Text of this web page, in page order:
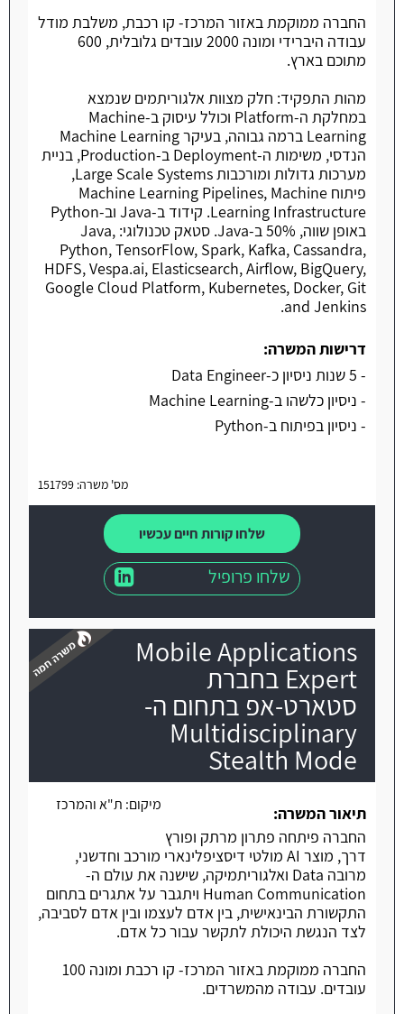
החברה ממוקמת באזור המרכז- קו רכבת, משלבת מודל
עבודה היברידי ומונה 2000 עובדים גלובלית, 600
מתוכם בארץ.
מהות התפקיד: חלק מצוות אלגוריתמים שנמצא
במחלקת ה-Platform וכולל עיסוק ב-Machine
Learning ברמה גבוהה, בעיקר Machine Learning
הנדסי, משימות ה-Deployment ב-Production, בניית
מערכות גדולות ומורכבות Large Scale Systems,
פיתוח Machine Learning Pipelines, Machine
Learning Infrastructure. קידוד ב-Java וב-Python
באופן שווה, 50% ב-Java. סטאק טכנולוגי: Java,
Python, TensorFlow, Spark, Kafka, Cassandra,
HDFS, Vespa.ai, Elasticsearch, Airflow, BigQuery,
Google Cloud Platform, Kubernetes, Docker, Git
and Jenkins.
דרישות המשרה:
- 5 שנות ניסיון כ-Data Engineer
- ניסיון כלשהו ב-Machine Learning
- ניסיון בפיתוח ב-Python
מס' משרה: 151799
שלחו קורות חיים עכשיו
שלחו פרופיל
Mobile Applications
Expert בחברת
סטארט-אפ בתחום ה-
Multidisciplinary
Stealth Mode
מיקום: ת"א והמרכז
תיאור המשרה:
החברה פיתחה פתרון מרתק ופורץ
דרך, מוצר AI מולטי דיסציפלינארי מורכב וחדשני,
מרובה Data ואלגוריתמיקה, שישנה את עולם ה-
Human Communication ויתגבר על אתגרים בתחום
התקשורת הבינאישית, בין אדם לעצמו ובין אדם לסביבה,
לצד הנגשת היכולת לתקשר עבור כל אדם.
החברה ממוקמת באזור המרכז- קו רכבת ומונה 100
עובדים. עבודה מהמשרדים.